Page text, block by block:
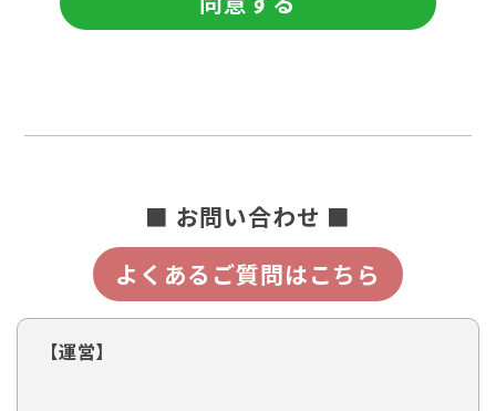
■ お問い合わせ ■
よくあるご質問はこちら
【運営】